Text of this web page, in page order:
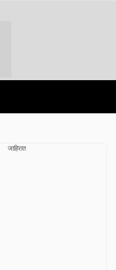
जाहिरात